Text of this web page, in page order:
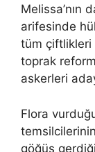
Melissa’nın
arifesinde
tüm çiftlikleri
toprak
askerleri
Flora
göğüs